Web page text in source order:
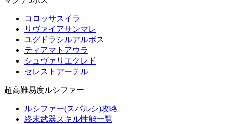
コロッサスイラ
リヴァイアサンマレ
ユグドラシルアルボス
ティアマトアウラ
シュヴァリエクレド
セレストアーテル
超高難易度ルシファー
ルシファー(スパルシ)攻略
終末武器スキル性能一覧